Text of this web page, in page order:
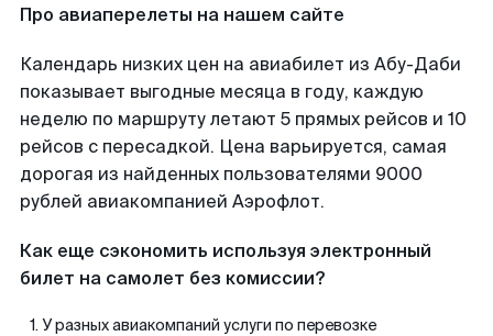
Про авиаперелеты на нашем сайте
Календарь низких цен на авиабилет из Абу-Даби
показывает выгодные месяца в году, каждую
неделю по маршруту летают 5 прямых рейсов и 10
рейсов с пересадкой. Цена варьируется, самая
дорогая из найденных пользователями 9000
рублей авиакомпанией Аэрофлот.
Как еще сэкономить используя электронный
билет на самолет без комиссии?
У разных авиакомпаний услуги по перевозке